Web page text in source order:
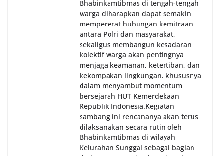
Bhabinkamtibmas di tengah-tengah
warga diharapkan dapat semakin
mempererat hubungan kemitraan
antara Polri dan masyarakat,
sekaligus membangun kesadaran
kolektif warga akan pentingnya
menjaga keamanan, ketertiban, dan
kekompakan lingkungan, khususnya
dalam menyambut momentum
bersejarah HUT Kemerdekaan
Republik Indonesia.‎Kegiatan
sambang ini rencananya akan terus
dilaksanakan secara rutin oleh
Bhabinkamtibmas di wilayah
Kelurahan Sunggal sebagai bagian